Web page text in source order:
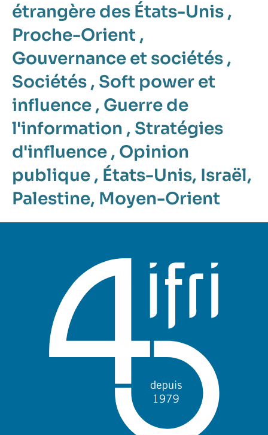
étrangère des États-Unis ,
Proche-Orient ,
Gouvernance et sociétés ,
Sociétés , Soft power et
influence , Guerre de
l'information , Stratégies
d'influence , Opinion
publique , États-Unis, Israël,
Palestine, Moyen-Orient